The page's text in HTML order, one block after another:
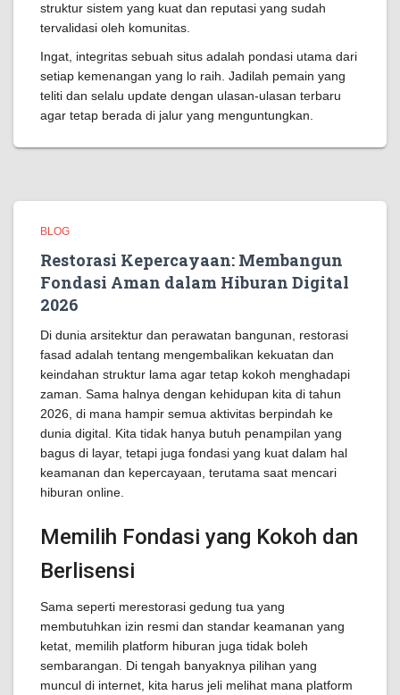
struktur sistem yang kuat dan reputasi yang sudah
tervalidasi oleh komunitas.
Ingat, integritas sebuah situs adalah pondasi utama dari
setiap kemenangan yang lo raih. Jadilah pemain yang
teliti dan selalu update dengan ulasan-ulasan terbaru
agar tetap berada di jalur yang menguntungkan.
BLOG
Restorasi Kepercayaan: Membangun
Fondasi Aman dalam Hiburan Digital
2026
Di dunia arsitektur dan perawatan bangunan, restorasi
fasad adalah tentang mengembalikan kekuatan dan
keindahan struktur lama agar tetap kokoh menghadapi
zaman. Sama halnya dengan kehidupan kita di tahun
2026, di mana hampir semua aktivitas berpindah ke
dunia digital. Kita tidak hanya butuh penampilan yang
bagus di layar, tetapi juga fondasi yang kuat dalam hal
keamanan dan kepercayaan, terutama saat mencari
hiburan online.
Memilih Fondasi yang Kokoh dan
Berlisensi
Sama seperti merestorasi gedung tua yang
membutuhkan izin resmi dan standar keamanan yang
ketat, memilih platform hiburan juga tidak boleh
sembarangan. Di tengah banyaknya pilihan yang
muncul di internet, kita harus jeli melihat mana platform